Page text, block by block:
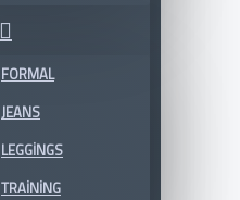
FORMAL
JEANS
LEGGINGS
TRAINING